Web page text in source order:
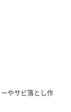
ーやサビ落とし作